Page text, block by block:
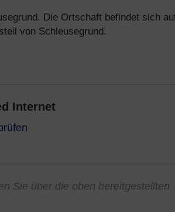
Die Ortschaft befindet sich
von Schleusegrund.
Internet
Sie über die oben bereitgestellten